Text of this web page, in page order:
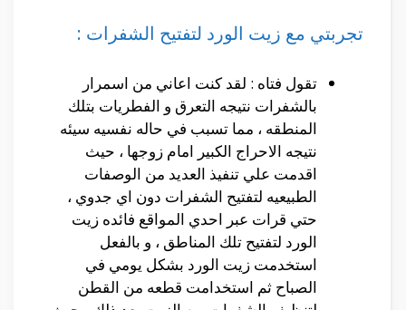
تجربتي مع زيت الورد لتفتيح الشفرات :
تقول فتاه : لقد كنت اعاني من اسمرار
بالشفرات نتيجه التعرق و الفطريات بتلك
المنطقه ، مما تسبب في حاله نفسيه سيئه
نتيجه الاحراج الكبير امام زوجها ، حيث
اقدمت علي تنفيذ العديد من الوصفات
الطبيعيه لتفتيح الشفرات دون اي جدوي ،
حتي قرات عبر احدي المواقع فائده زيت
الورد لتفتيح تلك المناطق ، و بالفعل
استخدمت زيت الورد بشكل يومي في
الصباح ثم استخدامت قطعه من القطن